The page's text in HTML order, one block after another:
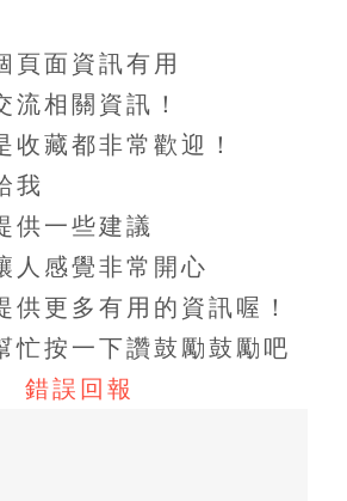
頁面資訊有用
流相關資訊！
收藏都非常歡迎！
我
供一些建議
人感覺非常開心
供更多有用的資訊喔！
忙按一下讚鼓勵鼓勵吧
錯誤回報